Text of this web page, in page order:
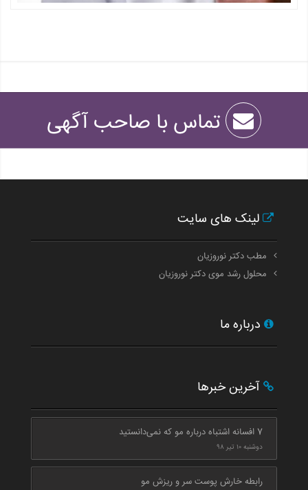
تماس با صاحب آگهی
لینک های سایت
مطب دکتر نوروزیان
محلول رشد موی دکتر نوروزیان
درباره ما
آخرین خبرها
7 افسانه اشتباه درباره مو که نمی‌دانستید
دوشنبه ۱۰ تیر ۹۸
رابطه خارش پوست سر و ریزش مو